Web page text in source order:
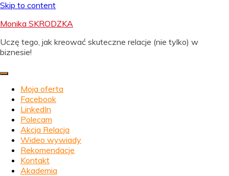
Skip to content
Monika SKRODZKA
Uczę tego, jak kreować skuteczne relacje (nie tylko) w
biznesie!
Moja oferta
Facebook
LinkedIn
Polecam
Akcja Relacja
Wideo wywiady
Rekomendacje
Kontakt
Akademia